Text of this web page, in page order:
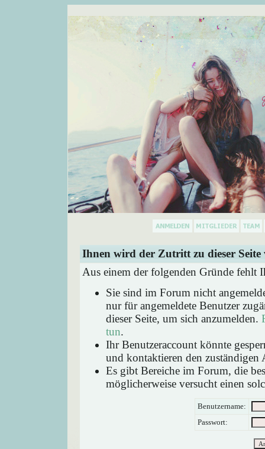
Ihnen wird der Zutritt zu dieser Seite
Aus einem der folgenden Gründe fehlt
Sie sind im Forum nicht
nur für angemeldete Benutzer
dieser Seite, um sich anzumelden.
tun.
Ihr Benutzeraccount könnte
und kontaktieren den zuständigen
Es gibt Bereiche im Forum, die
möglicherweise versucht einen
Benutzername:
Passwort: